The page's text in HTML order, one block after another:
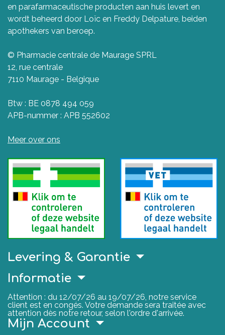
en parafarmaceutische producten aan huis levert en
wordt beheerd door Loïc en Freddy Delpature, beiden
apothekers van beroep.
© Pharmacie centrale de Maurage SPRL
12, rue centrale
7110 Maurage - Belgique
Btw : BE 0878 494 059
APB-nummer : APB 552602
Meer over ons
Levering & Garantie
Informatie
Attention : du 12/07/26 au 19/07/26, notre service
client est en congés. Votre demande sera traitée avec
attention dès notre retour, selon l'ordre d'arrivée.
Mijn Account